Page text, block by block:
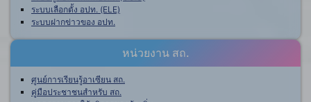
ระบบเลือกตั้ง อปท. (ELE)
ระบบฝากข่าวของ อปท.
หน่วยงาน สถ.
ศูนย์การเรียนรู้อาเซียน สถ.
คู่มือประชาชนสำหรับ สถ.